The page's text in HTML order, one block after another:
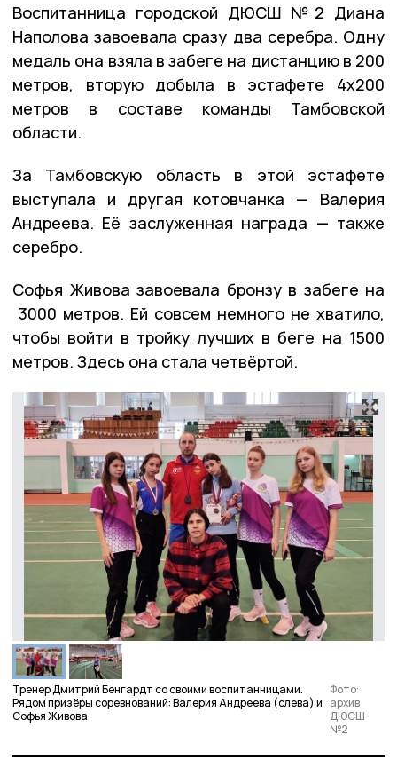
Воспитанница городской ДЮСШ №2 Диана
Наполова завоевала сразу два серебра. Одну
медаль она взяла в забеге на дистанцию в 200
метров, вторую добыла в эстафете 4х200
метров в составе команды Тамбовской
области.
За Тамбовскую область в этой эстафете
выступала и другая котовчанка — Валерия
Андреева. Её заслуженная награда — также
серебро.
Софья Живова завоевала бронзу в забеге на
3000 метров. Ей совсем немного не хватило,
чтобы войти в тройку лучших в беге на 1500
метров. Здесь она стала четвёртой.
Тренер Дмитрий Бенгардт со своими воспитанницами.
Рядом призёры соревнований: Валерия Андреева (слева) и
Софья Живова
Фото:
архив
ДЮСШ
№2